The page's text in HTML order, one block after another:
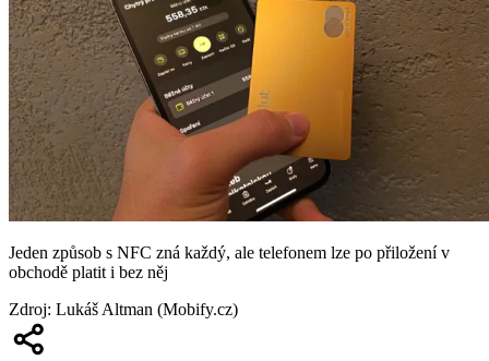
Jeden způsob s NFC zná každý, ale telefonem lze po přiložení v
obchodě platit i bez něj
Zdroj: Lukáš Altman (Mobify.cz)